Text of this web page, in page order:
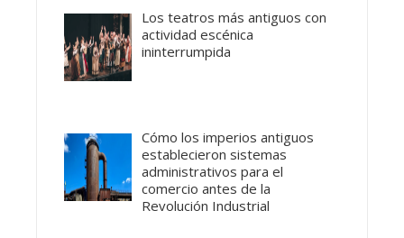
Los teatros más antiguos con
actividad escénica
ininterrumpida
Cómo los imperios antiguos
establecieron sistemas
administrativos para el
comercio antes de la
Revolución Industrial